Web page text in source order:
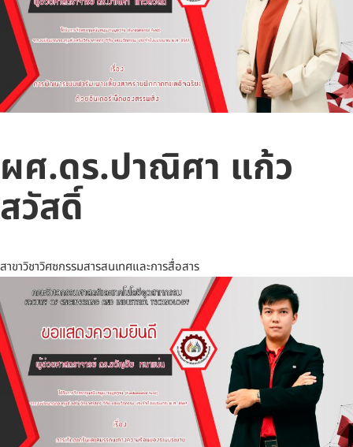
ผศ.ดร.ปาณิศา แก้ว
สวัสดิ์
สาขาวิชาวิศซกรรมสารสนเทศและการสื่อสาร